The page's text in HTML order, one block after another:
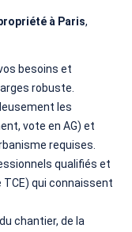
à Paris,
besoins et
robuste.
les
vote en AG) et
requises.
qualifiés et
qui connaissent
chantier, de la